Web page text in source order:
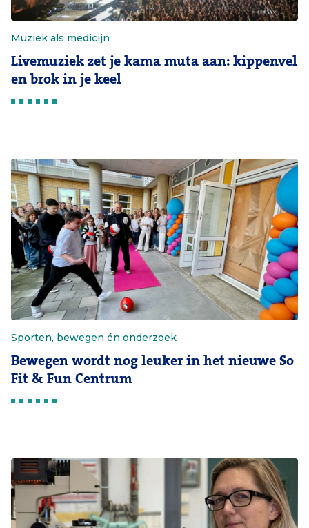
Muziek als medicijn
Livemuziek zet je kama muta aan: kippenvel
en brok in je keel
Sporten, bewegen én onderzoek
Bewegen wordt nog leuker in het nieuwe So
Fit & Fun Centrum